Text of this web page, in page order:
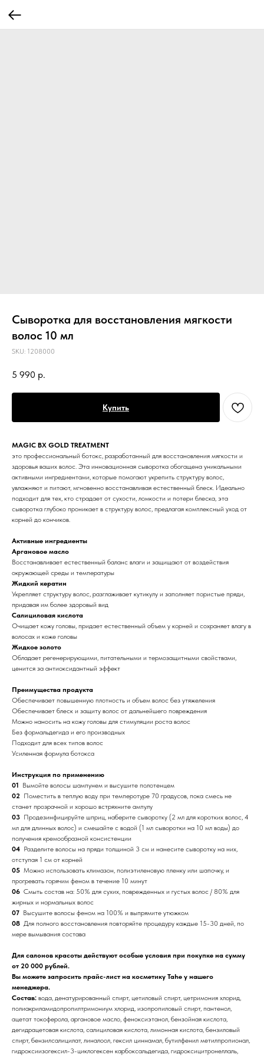
Сыворотка для восстановления мягкости
волос 10 мл
SKU: 1208000
5 990 р.
Купить
MAGIC BX GOLD TREATMENT
это профессиональный ботокс, разработанный для восстановления мягкости и
здоровья ваших волос. Эта инновационная сыворотка обогащена уникальными
активными ингредиентами, которые помогают укрепить структуру волос,
увлажняют и питают, мгновенно восстанавливая естественный блеск. Идеально
подходит для тех, кто страдает от сухости, ломкости и потери блеска, эта
сыворотка глубоко проникает в структуру волос, предлагая комплексный уход от
корней до кончиков.
Активные ингредиенты
Аргановое масло
Восстанавливает естественный баланс влаги и защищают от воздействия
окружающей среды и температуры
Жидкий кератин
Укрепляет структуру волос, разглаживает кутикулу и заполняет пористые пряди,
придавая им более здоровый вид
Салициловая кислота
Очищает кожу головы, придает естественный объем у корней и сохраняет влагу в
волосах и коже головы
Жидкое золото
Обладает регенерирующими, питательными и термозащитными свойствами,
ценится за антиоксидантный эффект
Преимущества продукта
Обеспечивает повышенную плотность и объем волос без утяжеления
Обеспечивает блеск и защиту волос от дальнейшего повреждения
Можно наносить на кожу головы для стимуляции роста волос
Без формальдегида и его производных
Подходит для всех типов волос
Усиленная формула ботокса
Инструкция по применению
01 Вымойте волосы шампунем и высушите полотенцем
02 Поместить в теплую воду при темперотуре 70 градусов, пока смесь не
станет прозрачной и хорошо встряхните ампулу
03 Продезинфицируйте шприц, наберите сыворотку (2 мл для коротких волос, 4
мл для длинных волос) и смешайте с водой (1 мл сыворотки на 10 мл воды) до
получения кремообразной консистенции
04 Разделите волосы на пряди толщиной 3 см и нанесите сыворотку на них,
отступая 1 см от корней
05 Можно использовать климазон, полиэтиленовую пленку или шапочку, и
прогревать горячим феном в течение 10 минут
06 Смыть состав на: 50% для сухих, поврежденных и густых волос / 80% для
жирных и нормальных волос
07 Высушите волосы феном на 100% и выпрямите утюжком
08 Для полного восстановления повторяйте процедуру каждые 15-30 дней, по
мере вымывания состава
Для салонов красоты действуют особые условия при покупке на сумму
от 20 000 рублей.
Вы можете запросить прайс-лист на косметику Tahe у нашего
менеджера.
Состав: вода, денатурированный спирт, цетиловый спирт, цетримония хлорид,
полиакриламидопропилтримониум хлорид, изопропиловый спирт, пантенол,
ацетат токоферола, аргановое масло, феноксиэтанол, бензойная кислота,
дегидрацетовая кислота, салициловая кислота, лимонная кислота, бензиловый
спирт, бензилсалицилат, линалоол, гексил циннамал, бутилфенил метилпропионал,
гидроксиизогексил-3-циклогексен карбоксальдегида, гидроксицитронеллаль,